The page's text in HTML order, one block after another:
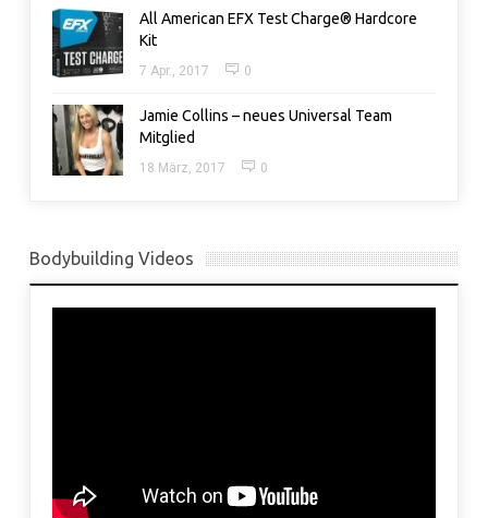
All American EFX Test Charge® Hardcore
Kit
7 Apr., 2017 0
Jamie Collins – neues Universal Team
Mitglied
18 März, 2017 0
Bodybuilding Videos